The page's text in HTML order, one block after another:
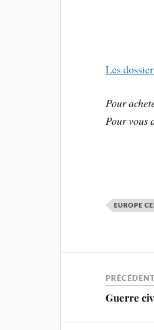
Les
Pour
Pour vous
EUROPE
PRÉCÉDENT
Guerre